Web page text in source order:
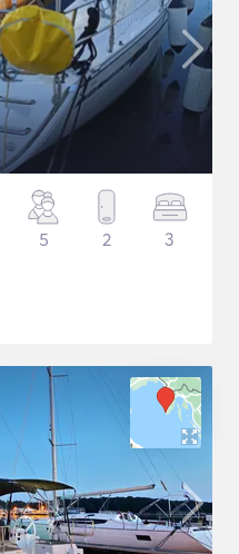
5 2 3